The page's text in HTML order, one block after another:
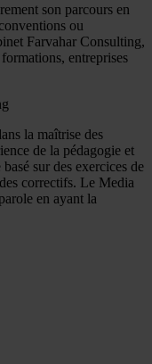
son parcours en
ou
Farvahar Consulting,
entreprises
la maîtrise des
de la pédagogie et
sur des exercices de
correctifs. Le Media
en ayant la